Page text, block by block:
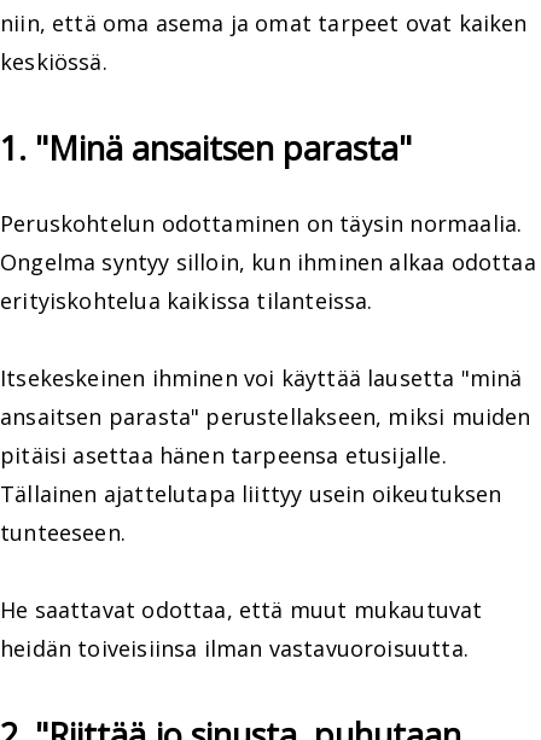
niin, että oma asema ja omat tarpeet ovat kaiken
keskiössä.
1. "Minä ansaitsen parasta"
Peruskohtelun odottaminen on täysin normaalia.
Ongelma syntyy silloin, kun ihminen alkaa odottaa
erityiskohtelua kaikissa tilanteissa.
Itsekeskeinen ihminen voi käyttää lausetta "minä
ansaitsen parasta" perustellakseen, miksi muiden
pitäisi asettaa hänen tarpeensa etusijalle.
Tällainen ajattelutapa liittyy usein oikeutuksen
tunteeseen.
He saattavat odottaa, että muut mukautuvat
heidän toiveisiinsa ilman vastavuoroisuutta.